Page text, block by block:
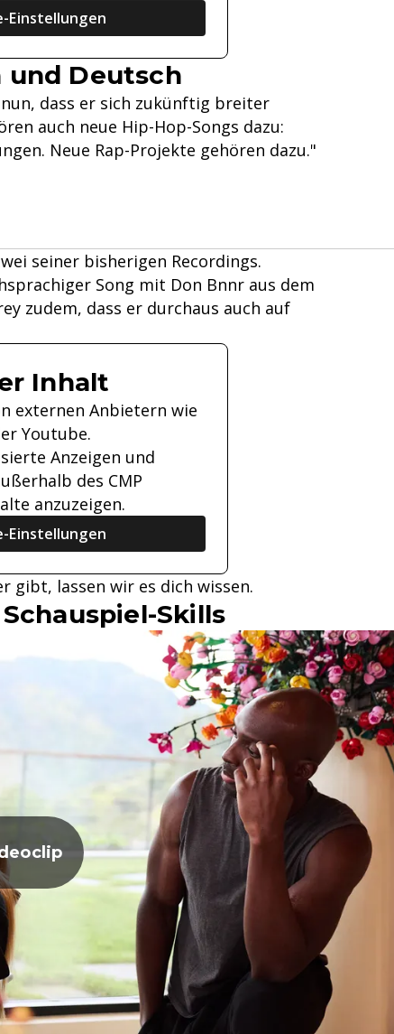
Einstellungen
und Deutsch
dass er sich zukünftig breiter
auch neue Hip-Hop-Songs dazu:
Neue Rap-Projekte gehören dazu."
seiner bisherigen Recordings.
Song mit Don Bnnr aus dem
zudem, dass er durchaus auch auf
Inhalt
externen Anbietern wie
Youtube.
Anzeigen und
des CMP
anzuzeigen.
Einstellungen
gibt, lassen wir es dich wissen.
Skills